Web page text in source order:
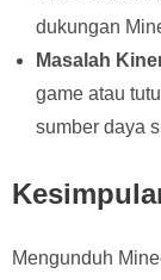
dukungan
Masalah
game atau
sumber daya
Mengunduh